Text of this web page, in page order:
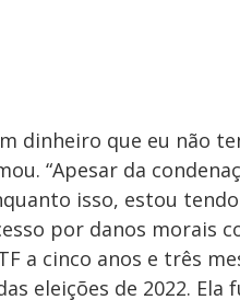
dinheiro que eu não
“Apesar da
isso, estou
por danos morais
a cinco anos e três
eleições de 2022.